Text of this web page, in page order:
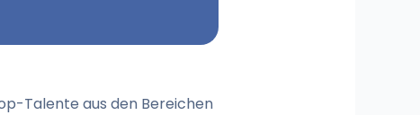
Talente aus den Bereichen